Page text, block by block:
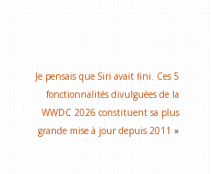
Je pensais que Siri avait fini. Ces 5
fonctionnalités divulguées de la
WWDC 2026 constituent sa plus
grande mise à jour depuis 2011 »